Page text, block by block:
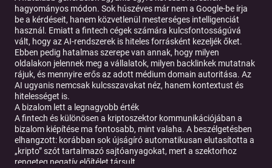
hagyományos módon. Sok húszéves már nem a Google-be írja
be a kérdéseit, hanem közvetlenül mesterséges intelligenciát
használ. Emiatt a fintech cégek számára kulcsfontosságúvá
vált, hogy az AI-rendszerek is hiteles forrásként kezeljék őket.
Ebben pedig hatalmas szerepe van annak, hogy milyen
oldalakon jelennek meg a vállalatok, milyen backlinkek mutatnak
rájuk, és mennyire erős az adott médium domain autoritása. Az
AI ugyanis nemcsak kulcsszavakat néz, hanem kontextust és
hitelességet is.
A bizalom lett a legnagyobb érték
A fintech és különösen a kriptoszektor kommunikációjában a
bizalom kiépítése ma fontosabb, mint valaha. A beszélgetésben
elhangzott: korábban sok újságíró automatikusan elutasította a
„kripto” szót tartalmazó sajtóanyagokat, mert a szektorhoz
rengeteg negatív előítélet társult.